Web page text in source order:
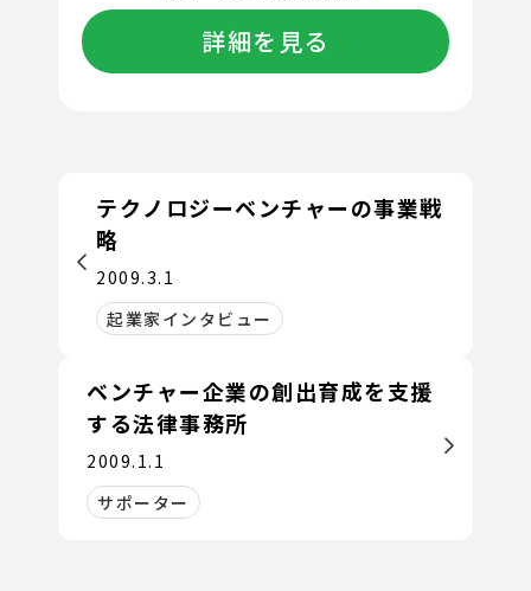
詳細を見る
テクノロジーベンチャーの事業戦
略
2009.3.1
起業家インタビュー
ベンチャー企業の創出育成を支援
する法律事務所
2009.1.1
サポーター